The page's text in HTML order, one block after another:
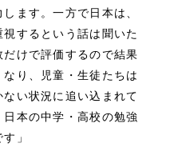
ます。一方で日本は、
するという話は聞いた
けで評価するので結果
り、児童・生徒たちは
い状況に追い込まれて
本の中学・高校の勉強
」